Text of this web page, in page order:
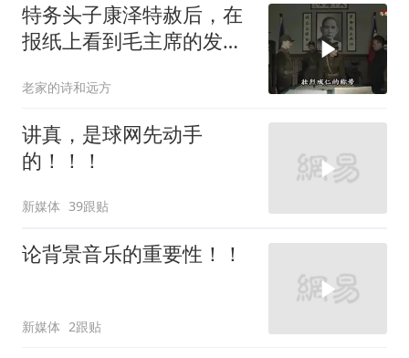
特务头子康泽特赦后，在
报纸上看到毛主席的发
老家的诗和远方
讲真，是球网先动手
的！！！
新媒体 39跟贴
论背景音乐的重要性！！
新媒体 2跟贴